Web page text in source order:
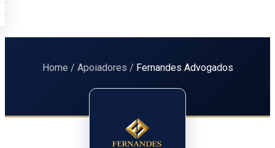
Home / Apoiadores / Fernandes Advogados